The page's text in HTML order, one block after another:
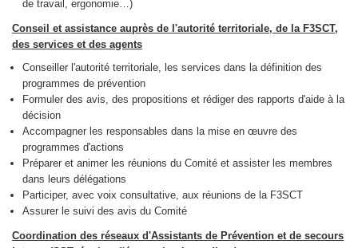
de travail, ergonomie…)
Conseil et assistance auprès de l'autorité territoriale, de la F3SCT,
des services et des agents
Conseiller l'autorité territoriale, les services dans la définition des
programmes de prévention
Formuler des avis, des propositions et rédiger des rapports d'aide à la
décision
Accompagner les responsables dans la mise en œuvre des
programmes d'actions
Préparer et animer les réunions du Comité et assister les membres
dans leurs délégations
Participer, avec voix consultative, aux réunions de la F3SCT
Assurer le suivi des avis du Comité
Coordination des réseaux d'Assistants de Prévention et de secours